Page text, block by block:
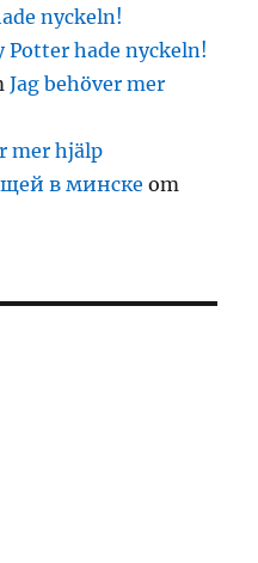
nyckeln!
Potter hade nyckeln!
Jag behöver mer
mer hjälp
в минске om